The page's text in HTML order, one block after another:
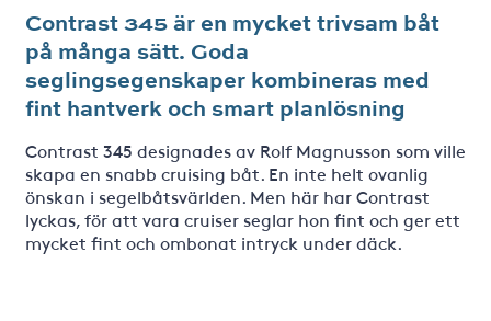
Contrast 345 är en mycket trivsam båt
på många sätt. Goda
seglingsegenskaper kombineras med
fint hantverk och smart planlösning
Contrast 345 designades av Rolf Magnusson som ville
skapa en snabb cruising båt. En inte helt ovanlig
önskan i segelbåtsvärlden. Men här har Contrast
lyckas, för att vara cruiser seglar hon fint och ger ett
mycket fint och ombonat intryck under däck.